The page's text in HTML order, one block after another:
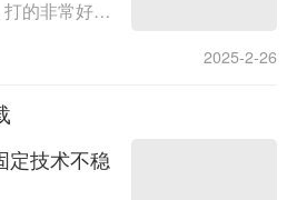
对面飞机缺1-2星满甲，打的非常好的，第一个视频我的小飞机的起手可以看看。多方向多模式。
2025-2-26